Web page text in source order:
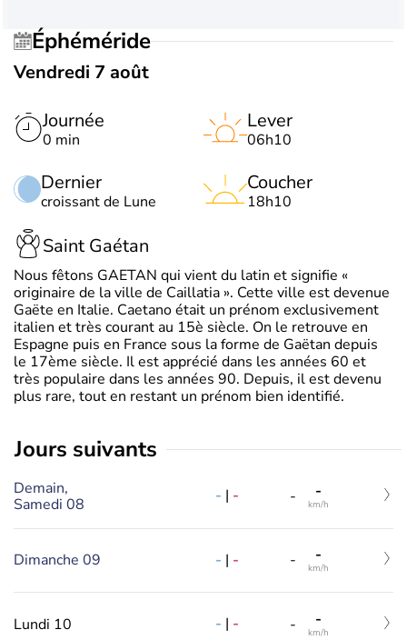
Éphéméride
Vendredi 7 août
Journée
0 min
Dernier
croissant de Lune
Lever
06h10
Coucher
18h10
Saint Gaétan
Nous fêtons GAETAN qui vient du latin et signifie «
originaire de la ville de Caillatia ». Cette ville est devenue
Gaëte en Italie. Caetano était un prénom exclusivement
italien et très courant au 15è siècle. On le retrouve en
Espagne puis en France sous la forme de Gaëtan depuis
le 17ème siècle. Il est apprécié dans les années 60 et
très populaire dans les années 90. Depuis, il est devenu
plus rare, tout en restant un prénom bien identifié.
jours suivants
Demain,
Samedi 08
- | - - -
km/h
Dimanche 09 - | - - -
km/h
Lundi 10 - | - - -
km/h